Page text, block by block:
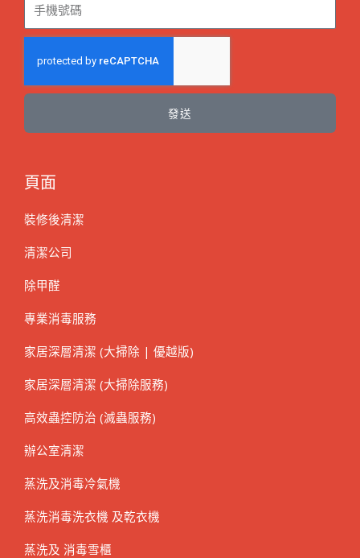
發送
頁面
裝修後清潔
清潔公司
除甲醛
專業消毒服務
家居深層清潔 (大掃除 | 優越版)
家居深層清潔 (大掃除服務)
高效蟲控防治 (滅蟲服務)
辦公室清潔
蒸洗及消毒冷氣機
蒸洗消毒洗衣機 及乾衣機
蒸洗及 消毒雪櫃